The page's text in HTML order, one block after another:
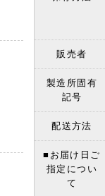
販売者
製造所固有
記号
配送方法
■お届け日ご
指定につい
て